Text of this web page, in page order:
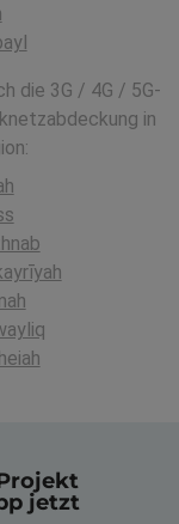
die 3G / 4G / 5G-
in
jetzt